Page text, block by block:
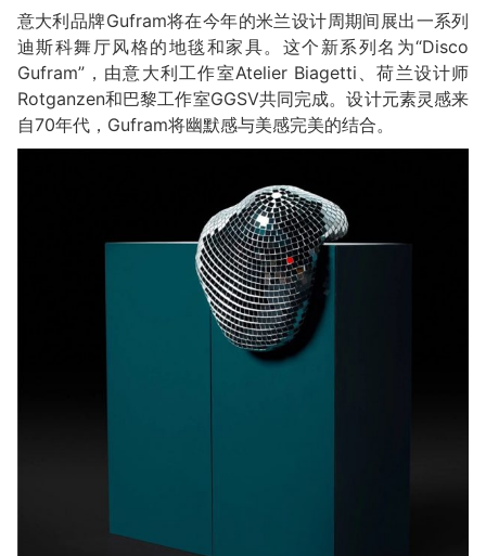
意大利品牌Gufram将在今年的米兰设计周期间展出一系列
迪斯科舞厅风格的地毯和家具。这个新系列名为“Disco
Gufram”，由意大利工作室Atelier Biagetti、荷兰设计师
Rotganzen和巴黎工作室GGSV共同完成。设计元素灵感来
自70年代，Gufram将幽默感与美感完美的结合。